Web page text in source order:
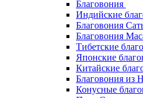
Благовония
Индийские
Благовония
Благовония
Тибетские
Японские
Китайские
Благовония из
Конусные